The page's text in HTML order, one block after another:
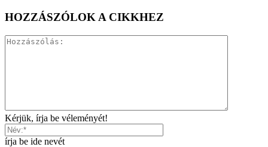
HOZZÁSZÓLOK A CIKKHEZ
Kérjük, írja be véleményét!
írja be ide nevét